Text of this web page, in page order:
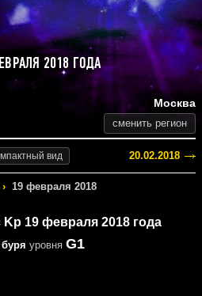
2018 ГОДА
Москва
сменить регион
вид 20.02.2018
› 19 февраля 2018
19 февраля 2018 года
уровня G1